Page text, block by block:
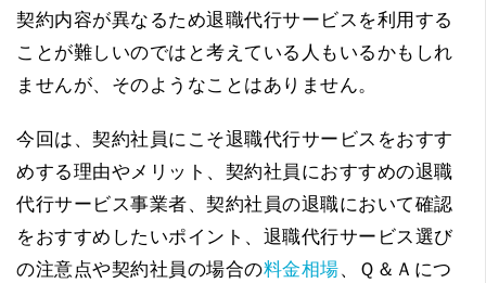
契約内容が異なるため退職代行サービスを利用する
ことが難しいのではと考えている人もいるかもしれ
ませんが、そのようなことはありません。
今回は、契約社員にこそ退職代行サービスをおすす
めする理由やメリット、契約社員におすすめの退職
代行サービス事業者、契約社員の退職において確認
をおすすめしたいポイント、退職代行サービス選び
の注意点や契約社員の場合の料金相場、Ｑ＆Ａにつ